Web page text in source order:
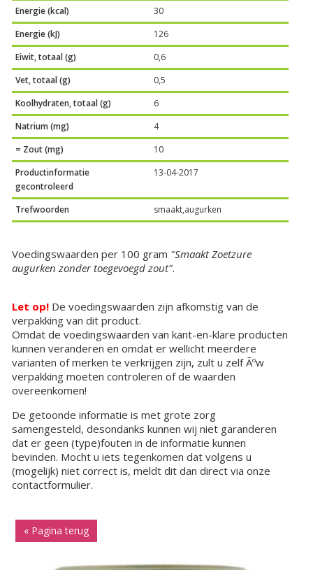
Energie (kcal)
30
Energie (kJ)
126
Eiwit, totaal (g)
0,6
Vet, totaal (g)
0,5
Koolhydraten, totaal (g)
6
Natrium (mg)
4
= Zout (mg)
10
Productinformatie
gecontroleerd
13-04-2017
Trefwoorden smaakt,augurken
Voedingswaarden per 100 gram "Smaakt Zoetzure
augurken zonder toegevoegd zout".
Let op! De voedingswaarden zijn afkomstig van de
verpakking van dit product.
Omdat de voedingswaarden van kant-en-klare producten
kunnen veranderen en omdat er wellicht meerdere
varianten of merken te verkrijgen zijn, zult u zelf Ãºw
verpakking moeten controleren of de waarden
overeenkomen!
De getoonde informatie is met grote zorg
samengesteld, desondanks kunnen wij niet garanderen
dat er geen (type)fouten in de informatie kunnen
bevinden. Mocht u iets tegenkomen dat volgens u
(mogelijk) niet correct is, meldt dit dan direct via onze
contactformulier.
« Pagina terug